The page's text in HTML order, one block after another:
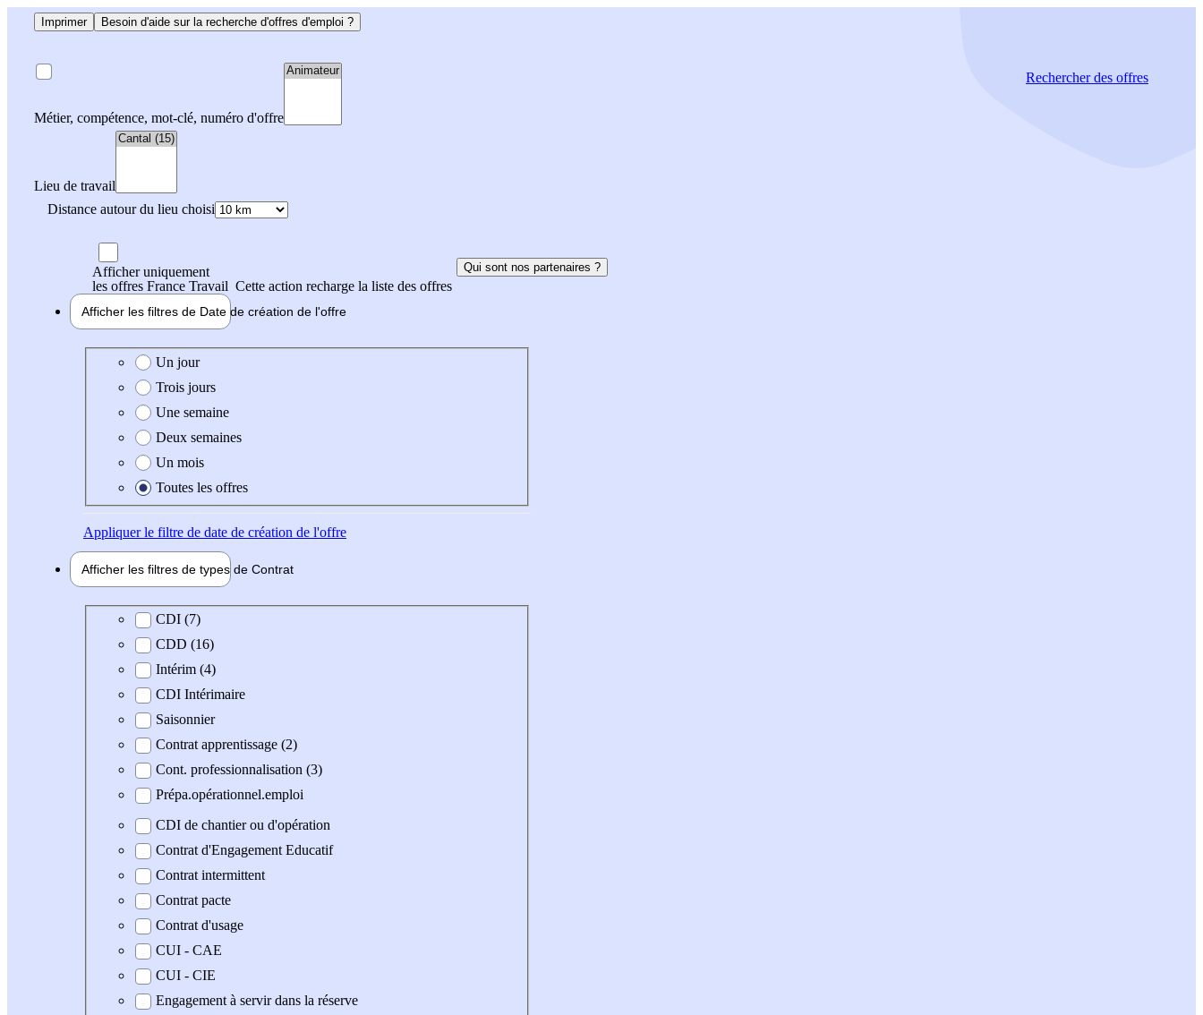
Imprimer Besoin d'aide sur la recherche d'offres d'emploi ?
Métier, compétence, mot-clé, numéro d'offre
Lieu de travail
Distance autour du lieu choisi
Rechercherdes offres
Afficher uniquement
les offres France Travail Cette action recharge la liste des offres
Qui sont nos partenaires ?
Afficher les filtres de Date de création de l'offre
Date de création de l'offre
Un jour
Trois jours
Une semaine
Deux semaines
Un mois
Toutes les offres
Appliquerle filtre de date de création de l'offre
Afficher les filtres de types de Contrat
Type de contrat
CDI (7)
CDD (16)
Intérim (4)
CDI Intérimaire
Saisonnier
Contrat apprentissage (2)
Cont. professionnalisation (3)
Prépa.opérationnel.emploi
CDI de chantier ou d'opération
Contrat d'Engagement Educatif
Contrat intermittent
Contrat pacte
Contrat d'usage
CUI - CAE
CUI - CIE
Engagement à servir dans la réserve